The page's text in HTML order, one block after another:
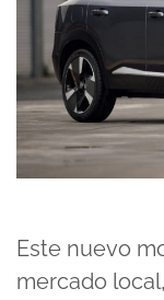
Este nuevo
mercado